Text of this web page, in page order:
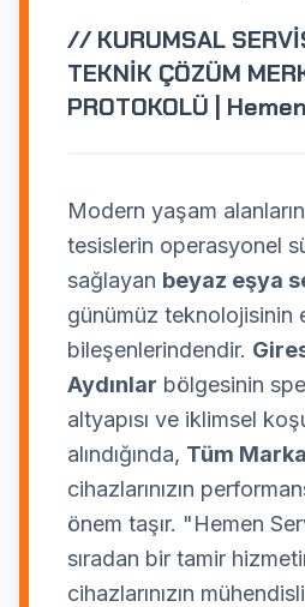
// KURUMSAL
TEKNİK ÇÖZÜM
PROTOKOLÜ |
Modern yaşam
tesislerin operasyonel
sağlayan beyaz eşya
günümüz teknolojisinin
bileşenlerindendir.
Aydınlar bölgesinin
altyapısı ve iklimsel
alındığında, Tüm
cihazlarınızın
önem taşır. "Hemen
sıradan bir tamir
cihazlarınızın